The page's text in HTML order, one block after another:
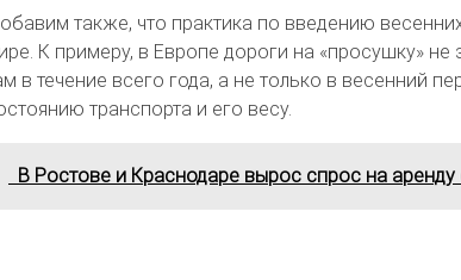
также, что практика по введению
К примеру, в Европе дороги на «просушку» не
в течение всего года, а не только в весенний
транспорта и его весу.
В Ростове и Краснодаре вырос спрос на